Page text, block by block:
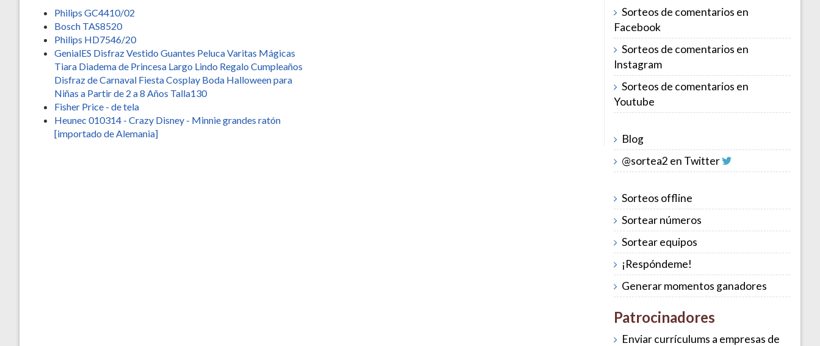
Philips GC4410/02
Bosch TAS8520
Philips HD7546/20
GenialES Disfraz Vestido Guantes Peluca Varitas Mágicas
Tiara Diadema de Princesa Largo Lindo Regalo Cumpleaños
Disfraz de Carnaval Fiesta Cosplay Boda Halloween para
Niñas a Partir de 2 a 8 Años Talla130
Fisher Price - de tela
Heunec 010314 - Crazy Disney - Minnie grandes ratón
[importado de Alemania]
Sorteos de comentarios en
Facebook
Sorteos de comentarios en
Instagram
Sorteos de comentarios en
Youtube
Blog
@sortea2 en Twitter
Sorteos offline
Sortear números
Sortear equipos
¡Respóndeme!
Generar momentos ganadores
Patrocinadores
Enviar currículums a empresas de